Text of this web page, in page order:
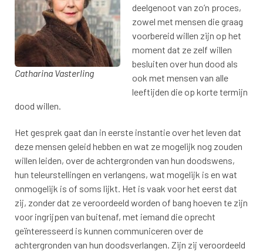
Catharina Vasterling
deelgenoot van zo’n proces,
zowel met mensen die graag
voorbereid willen zijn op het
moment dat ze zelf willen
besluiten over hun dood als
ook met mensen van alle
leeftijden die op korte termijn
dood willen.
Het gesprek gaat dan in eerste instantie over het leven dat
deze mensen geleid hebben en wat ze mogelijk nog zouden
willen leiden, over de achtergronden van hun doodswens,
hun teleurstellingen en verlangens, wat mogelijk is en wat
onmogelijk is of soms lijkt. Het is vaak voor het eerst dat
zij, zonder dat ze veroordeeld worden of bang hoeven te zijn
voor ingrijpen van buitenaf, met iemand die oprecht
geïnteresseerd is kunnen communiceren over de
achtergronden van hun doodsverlangen. Zijn zij veroordeeld